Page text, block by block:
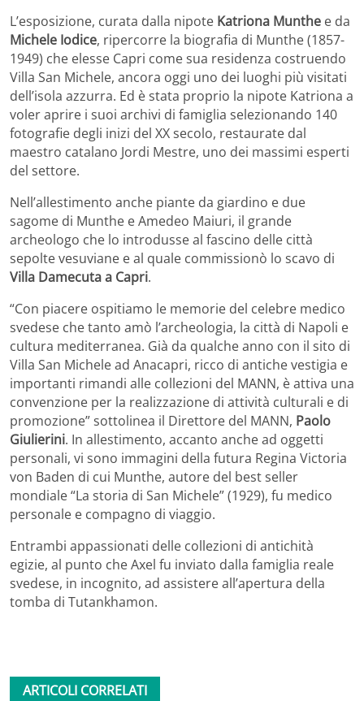
L’esposizione, curata dalla nipote Katriona Munthe e da
Michele Iodice, ripercorre la biografia di Munthe (1857-
1949) che elesse Capri come sua residenza costruendo
Villa San Michele, ancora oggi uno dei luoghi più visitati
dell’isola azzurra. Ed è stata proprio la nipote Katriona a
voler aprire i suoi archivi di famiglia selezionando 140
fotografie degli inizi del XX secolo, restaurate dal
maestro catalano Jordi Mestre, uno dei massimi esperti
del settore.
Nell’allestimento anche piante da giardino e due
sagome di Munthe e Amedeo Maiuri, il grande
archeologo che lo introdusse al fascino delle città
sepolte vesuviane e al quale commissionò lo scavo di
Villa Damecuta a Capri.
“Con piacere ospitiamo le memorie del celebre medico
svedese che tanto amò l’archeologia, la città di Napoli e
cultura mediterranea. Già da qualche anno con il sito di
Villa San Michele ad Anacapri, ricco di antiche vestigia e
importanti rimandi alle collezioni del MANN, è attiva una
convenzione per la realizzazione di attività culturali e di
promozione” sottolinea il Direttore del MANN, Paolo
Giulierini. In allestimento, accanto anche ad oggetti
personali, vi sono immagini della futura Regina Victoria
von Baden di cui Munthe, autore del best seller
mondiale “La storia di San Michele” (1929), fu medico
personale e compagno di viaggio.
Entrambi appassionati delle collezioni di antichità
egizie, al punto che Axel fu inviato dalla famiglia reale
svedese, in incognito, ad assistere all’apertura della
tomba di Tutankhamon.
ARTICOLI CORRELATI